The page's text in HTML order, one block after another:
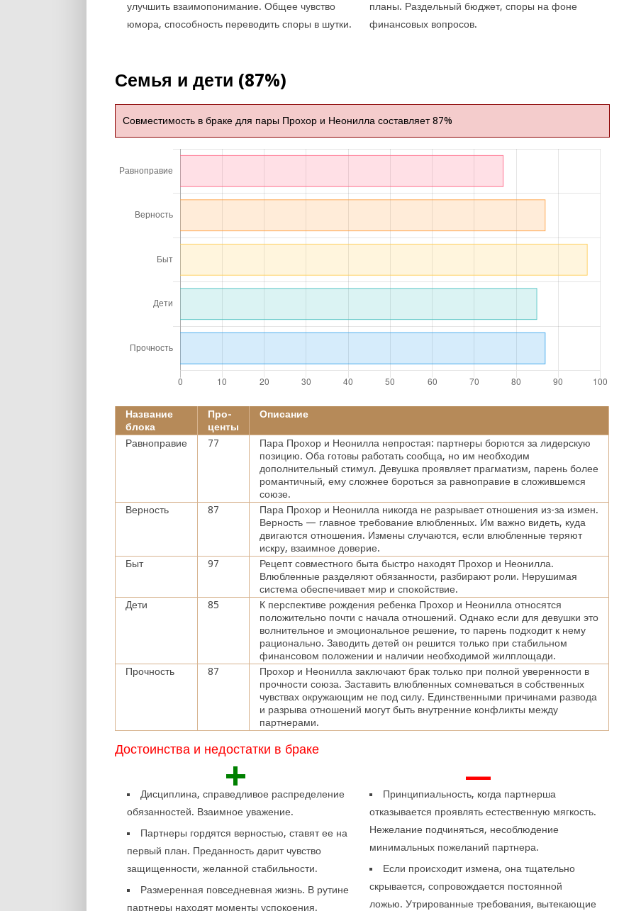
улучшить взаимопонимание. Общее чувство
юмора, способность переводить споры в шутки.
планы. Раздельный бюджет, споры на фоне
финансовых вопросов.
Семья и дети (87%)
Совместимость в браке для пары Прохор и Неонилла составляет 87%
Название
блока
Про-
центы
Описание
Равноправие 77
Пара Прохор и Неонилла непростая: партнеры борются за лидерскую
позицию. Оба готовы работать сообща, но им необходим
дополнительный стимул. Девушка проявляет прагматизм, парень более
романтичный, ему сложнее бороться за равноправие в сложившемся
союзе.
Верность
87
Пара Прохор и Неонилла никогда не разрывает отношения из-за измен.
Верность — главное требование влюбленных. Им важно видеть, куда
двигаются отношения. Измены случаются, если влюбленные теряют
искру, взаимное доверие.
Быт
97
Рецепт совместного быта быстро находят Прохор и Неонилла.
Влюбленные разделяют обязанности, разбирают роли. Нерушимая
система обеспечивает мир и спокойствие.
Дети
85
К перспективе рождения ребенка Прохор и Неонилла относятся
положительно почти с начала отношений. Однако если для девушки это
волнительное и эмоциональное решение, то парень подходит к нему
рационально. Заводить детей он решится только при стабильном
финансовом положении и наличии необходимой жилплощади.
Прочность
87
Прохор и Неонилла заключают брак только при полной уверенности в
прочности союза. Заставить влюбленных сомневаться в собственных
чувствах окружающим не под силу. Единственными причинами развода
и разрыва отношений могут быть внутренние конфликты между
партнерами.
Достоинства и недостатки в браке
+
Дисциплина, справедливое распределение
обязанностей. Взаимное уважение.
Партнеры гордятся верностью, ставят ее на
первый план. Преданность дарит чувство
защищенности, желанной стабильности.
Размеренная повседневная жизнь. В рутине
партнеры находят моменты успокоения.
—
Принципиальность, когда партнерша
отказывается проявлять естественную мягкость.
Нежелание подчиняться, несоблюдение
минимальных пожеланий партнера.
Если происходит измена, она тщательно
скрывается, сопровождается постоянной
ложью. Утрированные требования, вытекающие